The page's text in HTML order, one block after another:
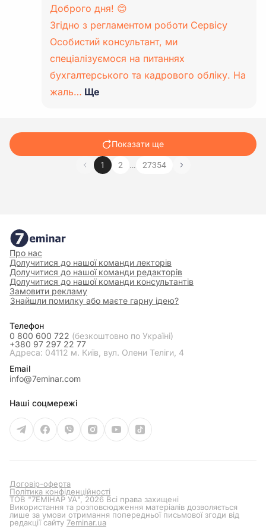
Доброго дня! 😊
Згідно з регламентом роботи Сервісу
Особистий консультант, ми
спеціалізуємося на питаннях
бухгалтерського та кадрового обліку. На
жаль… Ще
Показати ще
1 2 … 27354
Про нас
Долучитися до нашої команди лекторів
Долучитися до нашої команди редакторів
Долучитися до нашої команди консультантів
Замовити рекламу
Знайшли помилку або маєте гарну ідею?
Телефон
0 800 600 722 (безкоштовно по Україні)
+380 97 297 22 77
Адреса: 04112 м. Київ, вул. Олени Теліги, 4
Email
info@7eminar.com
Наші соцмережі
Договір-оферта
Політика конфіденційності
ТОВ "7ЕМІНАР УА", 2026 Всі права захищені
Використання та розповсюдження матеріалів дозволяється
лише за умови отримання попередньої письмової згоди від
редакції сайту 7eminar.ua